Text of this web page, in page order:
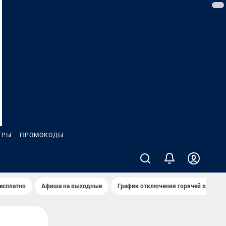
ПРОМОКОДЫ
Афиша на выходные График отключения горячей воды в